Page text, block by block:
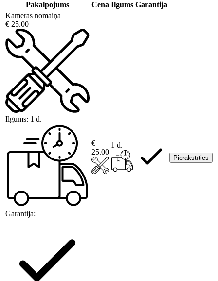
Pakalpojums Cena Ilgums Garantija
Kameras nomaiņa
€ 25.00
Ilgums: 1 d.
Garantija:
€
25.00
1 d.
Pierakstīties